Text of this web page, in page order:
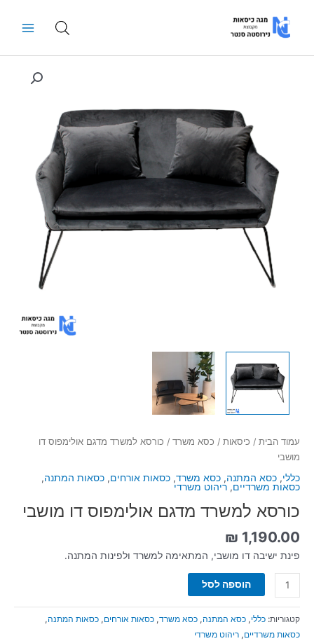
Menu
עמוד הבית / כיסאות / כסא משרד / כורסא למשרד מדגם אולימפוס דו
מושבי
כללי, כסא המתנה, כסא משרד, כסאות אורחים, כסאות המתנה,
כסאות משרדיים, ריהוט משרדי
כורסא למשרד מדגם אולימפוס דו מושבי
₪ 1,190.00
פינת ישיבה דו מושבי, המתאימה למשרד ולפינות המתנה.
מושבי
הוספה לסל
קטגוריות: כללי, כסא המתנה, כסא משרד, כסאות אורחים, כסאות המתנה,
כסאות משרדיים, ריהוט משרדי